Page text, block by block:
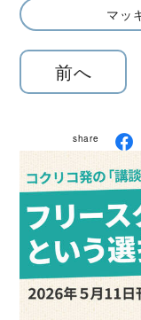
マッ
前へ
share